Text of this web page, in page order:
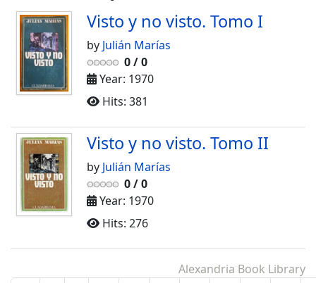
Visto y no visto. Tomo I
by Julián Marías
0/0
Year: 1970
Hits: 381
Visto y no visto. Tomo II
by Julián Marías
0/0
Year: 1970
Hits: 276
Alexandria Book Library